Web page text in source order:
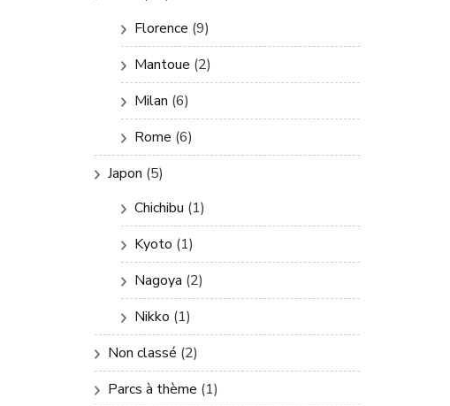
Florence (9)
Mantoue (2)
Milan (6)
Rome (6)
Japon (5)
Chichibu (1)
Kyoto (1)
Nagoya (2)
Nikko (1)
Non classé (2)
Parcs à thème (1)